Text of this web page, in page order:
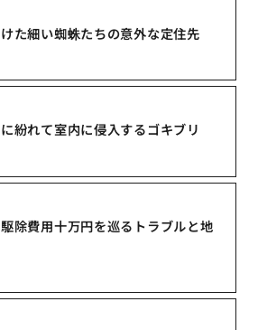
た細い蜘蛛たちの意外な定住先
紛れて室内に侵入するゴキブリ
除費用十万円を巡るトラブルと地